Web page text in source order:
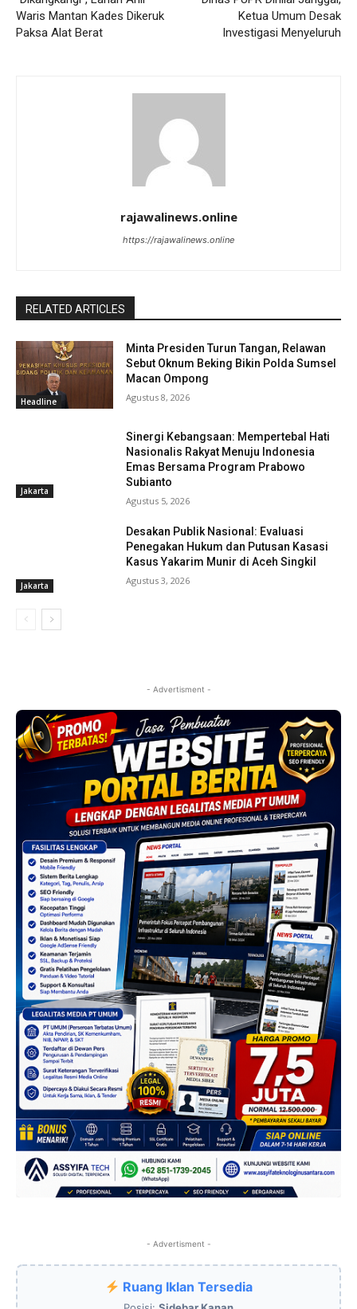
Waris Mantan Kades Dikeruk
Paksa Alat Berat
Ketua Umum Desak
Investigasi Menyeluruh
rajawalinews.online
https://rajawalinews.online
RELATED ARTICLES
Headline
Minta Presiden Turun Tangan, Relawan
Sebut Oknum Beking Bikin Polda Sumsel
Macan Ompong
Agustus 8, 2026
Jakarta
Sinergi Kebangsaan: Mempertebal Hati
Nasionalis Rakyat Menuju Indonesia
Emas Bersama Program Prabowo
Subianto
Agustus 5, 2026
Jakarta
Desakan Publik Nasional: Evaluasi
Penegakan Hukum dan Putusan Kasasi
Kasus Yakarim Munir di Aceh Singkil
Agustus 3, 2026
- Advertisment -
- Advertisment -
Ruang Iklan Tersedia